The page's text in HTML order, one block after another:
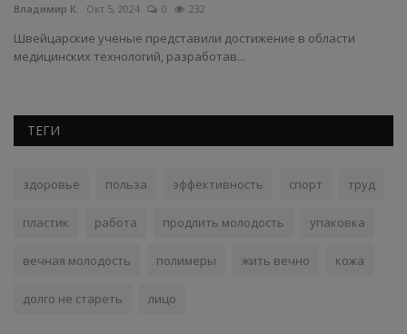
Владимир К. Окт 5, 2024 0 232
Швейцарские ученые представили достижение в области
медицинских технологий, разработав...
ТЕГИ
здоровье польза эффективность спорт труд
пластик работа продлить молодость упаковка
вечная молодость полимеры жить вечно кожа
долго не стареть лицо